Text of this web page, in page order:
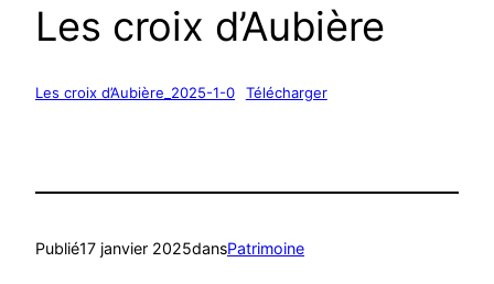
Les croix d’Aubière
Les croix d’Aubière_2025-1-0 Télécharger
Publié17 janvier 2025dansPatrimoine